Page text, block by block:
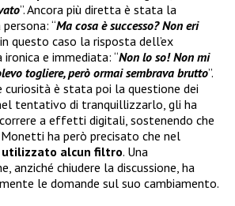
”. Ancora più diretta è stata la
“Ma cosa è successo? Non eri
in questo caso la risposta dell’ex
e immediata: “Non lo so! Non mi
togliere, però ormai sembrava brutto”.
curiosità è stata poi la questione dei
tentativo di tranquillizzarlo, gli ha
a effetti digitali, sostenendo che
Monetti ha però precisato che nel
utilizzato alcun filtro. Una
anziché chiudere la discussione, ha
le domande sul suo cambiamento.